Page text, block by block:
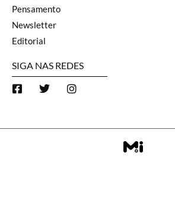
Pensamento
Newsletter
Editorial
SIGA NAS REDES